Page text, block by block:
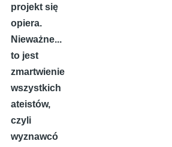
projekt się
opiera.
Nieważne...
to jest
zmartwienie
wszystkich
ateistów,
czyli
wyznawcó